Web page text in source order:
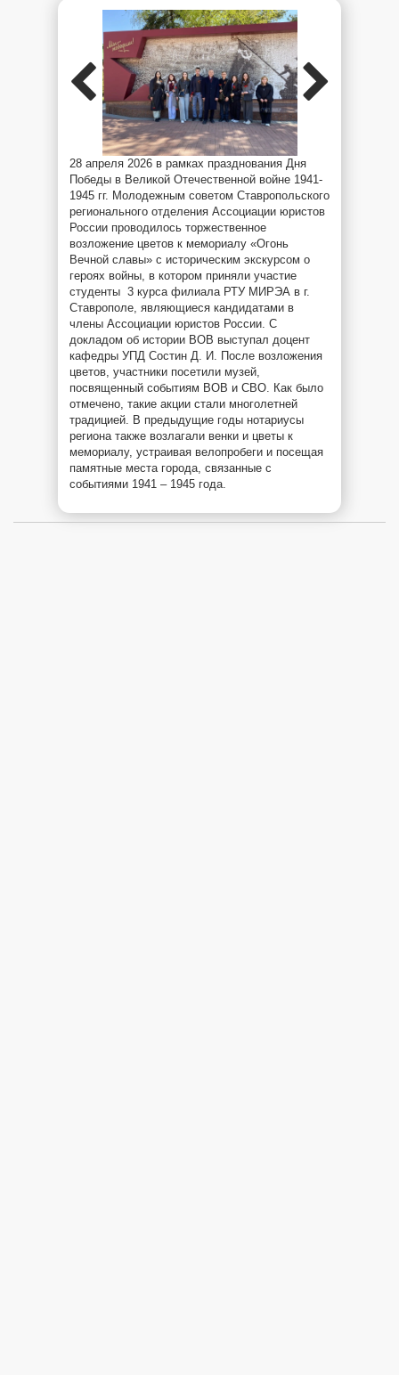
28 апреля 2026 в рамках празднования Дня
Победы в Великой Отечественной войне 1941-
1945 гг. Молодежным советом Ставропольского
регионального отделения Ассоциации юристов
России проводилось торжественное
возложение цветов к мемориалу «Огонь
Вечной славы» с историческим экскурсом о
героях войны, в котором приняли участие
студенты 3 курса филиала РТУ МИРЭА в г.
Ставрополе, являющиеся кандидатами в
члены Ассоциации юристов России. С
докладом об истории ВОВ выступал доцент
кафедры УПД Состин Д. И. После возложения
цветов, участники посетили музей,
посвященный событиям ВОВ и СВО. Как было
отмечено, такие акции стали многолетней
традицией. В предыдущие годы нотариусы
региона также возлагали венки и цветы к
мемориалу, устраивая велопробеги и посещая
памятные места города, связанные с
событиями 1941 – 1945 года.